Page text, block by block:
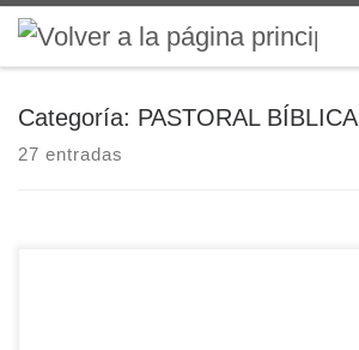
Saltar al contenido
Categoría: PASTORAL
27 entradas